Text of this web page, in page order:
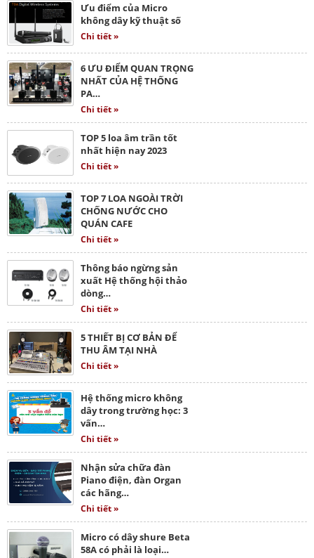
Ưu điểm của Micro
không dây kỹ thuật số
Chi tiết »
6 ƯU ĐIỂM QUAN TRỌNG
NHẤT CỦA HỆ THỐNG
PA…
Chi tiết »
TOP 5 loa âm trần tốt
nhất hiện nay 2023
Chi tiết »
TOP 7 LOA NGOÀI TRỜI
CHỐNG NƯỚC CHO
QUÁN CAFE
Chi tiết »
Thông báo ngừng sản
xuất Hệ thống hội thảo
dòng…
Chi tiết »
5 THIẾT BỊ CƠ BẢN ĐỂ
THU ÂM TẠI NHÀ
Chi tiết »
Hệ thống micro không
dây trong trường học: 3
vấn…
Chi tiết »
Nhận sửa chữa đàn
Piano điện, đàn Organ
các hãng…
Chi tiết »
Micro có dây shure Beta
58A có phải là loại…